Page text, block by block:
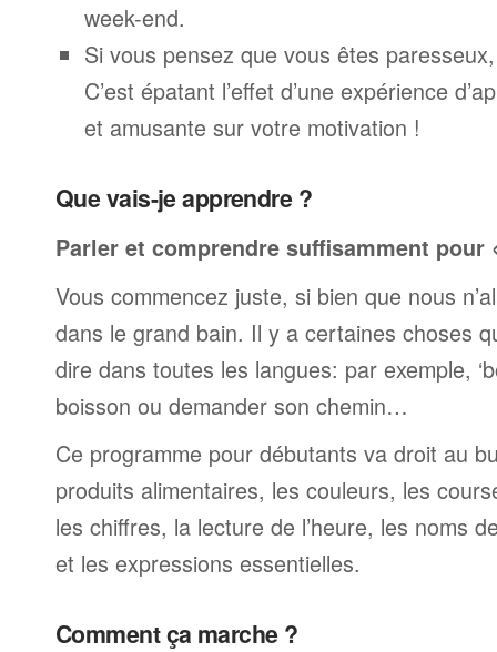
week-end.
Si vous pensez que vous êtes
C’est épatant l’effet d’une expérience
et amusante sur votre motivation !
Que vais-je apprendre ?
Parler et comprendre suffisamment pour
Vous commencez juste, si bien que nous
dans le grand bain. Il y a certaines choses
dire dans toutes les langues: par exemple,
boisson ou demander son chemin…
Ce programme pour débutants va droit au
produits alimentaires, les couleurs, les
les chiffres, la lecture de l’heure, les noms
et les expressions essentielles.
Comment ça marche ?